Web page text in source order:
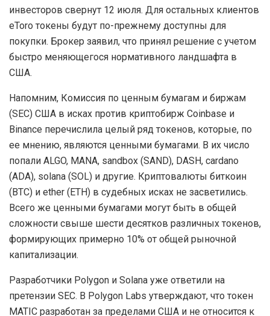
инвесторов свернут 12 июля. Для остальных клиентов
eToro токены будут по-прежнему доступны для
покупки. Брокер заявил, что принял решение с учетом
быстро меняющегося нормативного ландшафта в
США.
Напомним, Комиссия по ценным бумагам и биржам
(SEC) США в исках против криптобирж Coinbase и
Binance перечислила целый ряд токенов, которые, по
ее мнению, являются ценными бумагами. В их число
попали ALGO, MANA, sandbox (SAND), DASH, cardano
(ADA), solana (SOL) и другие. Криптовалюты биткоин
(BTC) и ether (ETH) в судебных исках не засветились.
Всего же ценными бумагами могут быть в общей
сложности свыше шести десятков различных токенов,
формирующих примерно 10% от общей рыночной
капитализации.
Разработчики Polygon и Solana уже ответили на
претензии SEC. В Polygon Labs утверждают, что токен
MATIC разработан за пределами США и не относится к